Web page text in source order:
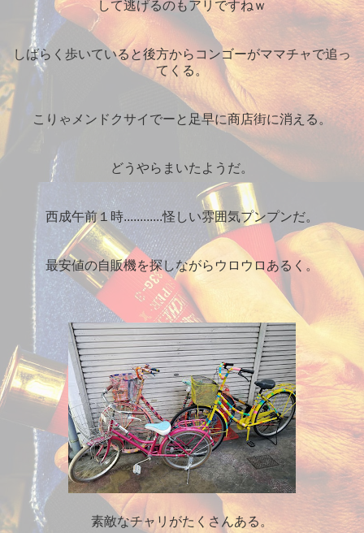
して逃げるのもアリですねｗ
しばらく歩いていると後方からコンゴーがママチャで追っ
てくる。
こりゃメンドクサイでーと足早に商店街に消える。
どうやらまいたようだ。
西成午前１時............怪しい雰囲気プンプンだ。
最安値の自販機を探しながらウロウロあるく。
素敵なチャリがたくさんある。